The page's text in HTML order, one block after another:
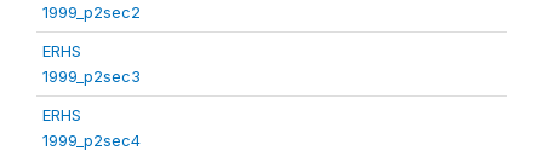
1999_p2sec2
ERHS
1999_p2sec3
ERHS
1999_p2sec4